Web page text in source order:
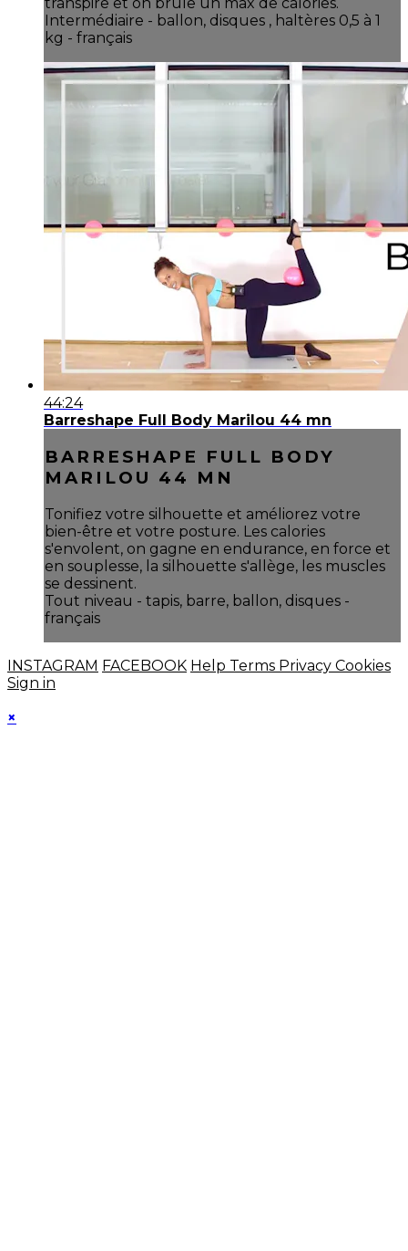
Intermédiaire - ballon, disques , haltères 0,5 à 1
kg - français
44:24
Barreshape Full Body Marilou 44 mn
BARRESHAPE FULL BODY
MARILOU 44 MN
Tonifiez votre silhouette et améliorez votre
bien-être et votre posture. Les calories
s'envolent, on gagne en endurance, en force et
en souplesse, la silhouette s'allège, les muscles
se dessinent.
Tout niveau - tapis, barre, ballon, disques -
français
INSTAGRAM FACEBOOK Help Terms Privacy Cookies
Sign in
×